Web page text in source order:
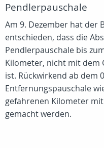
Pendlerpauschale
Am 9. Dezember hat der
entschieden, dass die
Pendlerpauschale bis
Kilometer, nicht mit dem
ist. Rückwirkend ab dem
Entfernungspauschale
gefahrenen Kilometer
gemacht werden.